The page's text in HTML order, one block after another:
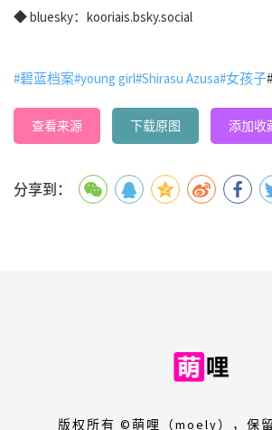
◆ bluesky：kooriais.bsky.social
#碧蓝档案#young girl#Shirasu Azusa#女孩子
查看来源 下载原图 添加收
分享到：
版权所有 ©萌哩（moely），保留